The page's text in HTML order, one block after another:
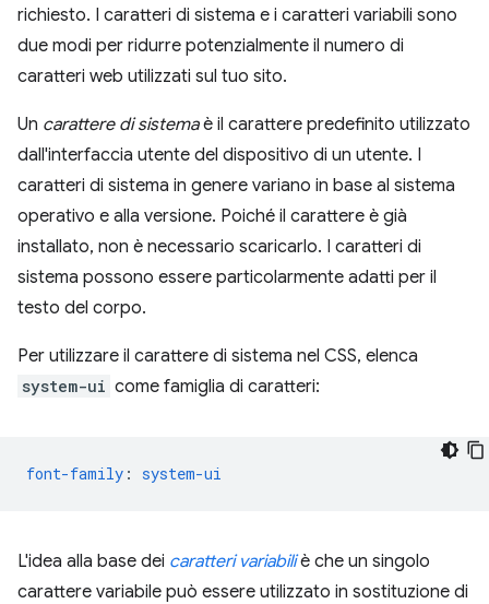
richiesto. I caratteri di sistema e i caratteri variabili sono
due modi per ridurre potenzialmente il numero di
caratteri web utilizzati sul tuo sito.
Un carattere di sistemaè il carattere predefinito utilizzato
dall'interfaccia utente del dispositivo di un utente. I
caratteri di sistema in genere variano in base al sistema
operativo e alla versione. Poiché il carattere è già
installato, non è necessario scaricarlo. I caratteri di
sistema possono essere particolarmente adatti per il
testo del corpo.
Per utilizzare il carattere di sistema nel CSS, elenca
system-ui come famiglia di caratteri:
font-family : system-ui
L'idea alla base dei caratteri variabiliè che un singolo
carattere variabile può essere utilizzato in sostituzione di